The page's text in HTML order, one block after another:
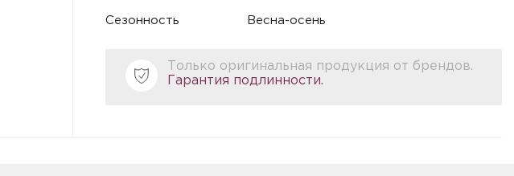
Сезонность Весна-осень
Только оригинальная продукция от брендов.
Гарантия подлинности.